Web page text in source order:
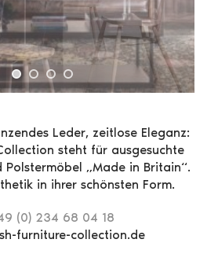
Leder, zeitlose Eleganz:
steht für ausgesuchte
Polstermöbel „Made in Britain“.
in ihrer schönsten Form.
(0) 234 68 04 18
furniture-collection.de